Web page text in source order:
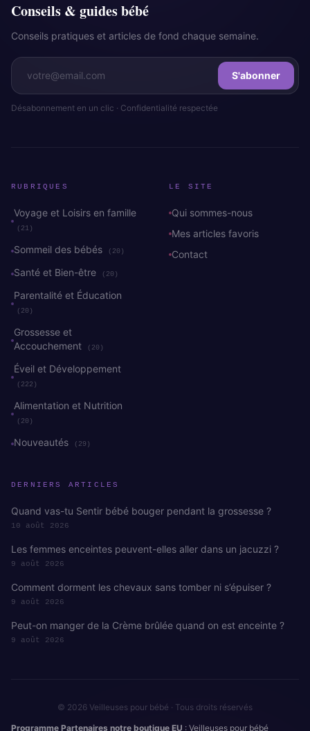
Conseils & guides bébé
Conseils pratiques et articles de fond chaque semaine.
S'abonner
Désabonnement en un clic · Confidentialité respectée
RUBRIQUES
Voyage et Loisirs en famille
(21)
Sommeil des bébés (20)
Santé et Bien-être (20)
Parentalité et Éducation
(20)
Grossesse et
Accouchement
(20)
Éveil et Développement
(222)
Alimentation et Nutrition
(20)
Nouveautés (29)
LE SITE
Qui sommes-nous
Mes articles favoris
Contact
DERNIERS ARTICLES
Quand vas-tu Sentir bébé bouger pendant la grossesse ?
10 août 2026
Les femmes enceintes peuvent-elles aller dans un jacuzzi ?
9 août 2026
Comment dorment les chevaux sans tomber ni s’épuiser ?
9 août 2026
Peut-on manger de la Crème brûlée quand on est enceinte ?
9 août 2026
© 2026 Veilleuses pour bébé · Tous droits réservés
Programme Partenaires notre boutique EU : Veilleuses pour bébé